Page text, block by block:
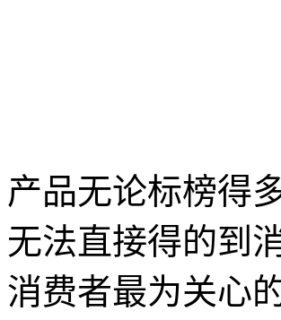
产品无论标榜得
无法直接得的到
消费者最为关心